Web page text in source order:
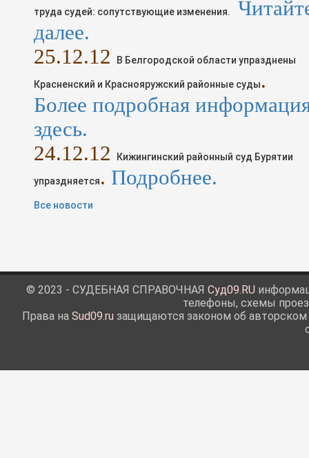
труда судей: сопутствующие изменения.
далее.
25.12.12 В Белгородской области упразднены
Красненский и Краснояружский районные суды.
Более подробная
здесь.
24.12.12 Кижингинский районный суд Бурятии
упраздняется. Подробнее.
Все новости
© 2023 - СУДЕБНАЯ СПРАВОЧНАЯ Суд09.RU
телефоны, схемы
Права на Sud09.ru защищаются законом об авторском